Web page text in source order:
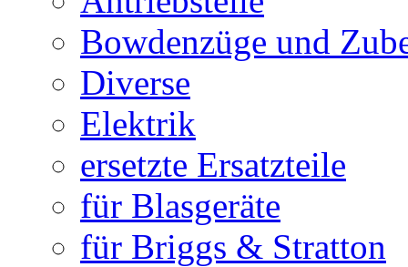
Bowdenzüge und
Diverse
Elektrik
ersetzte Ersatzteile
für Blasgeräte
für Briggs & Stratton